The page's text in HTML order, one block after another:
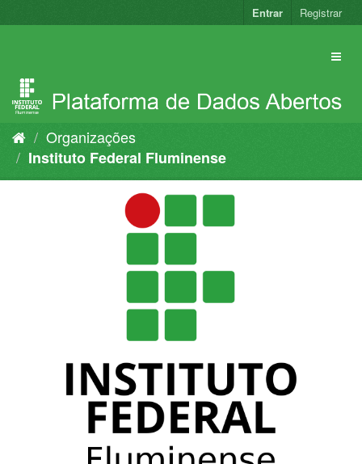
para
Entrar Registrar
Organizações
Instituto Federal Fluminense